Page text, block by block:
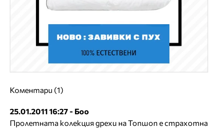
Коментари (1)
25.01.2011 16:27 - Боо
Пролетната колекция дрехи на Топшоп е страхотна